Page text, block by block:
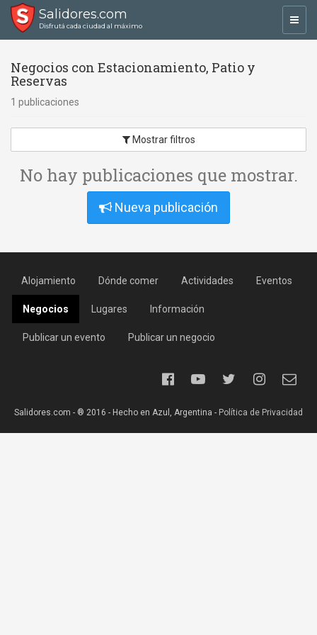
Salidores.com
Disfrutá cada ciudad al máximo
Negocios con Estacionamiento, Patio y
Reservas
1 publicaciones
Mostrar filtros
No hay publicaciones que mostrar.
Nueva publicación
Alojamiento Dónde comer Actividades Eventos
Negocios Lugares Información
Publicar un evento Publicar un negocio
Salidores.com - ® 2016 - Hecho en Azul, Argentina - Política de Privacidad